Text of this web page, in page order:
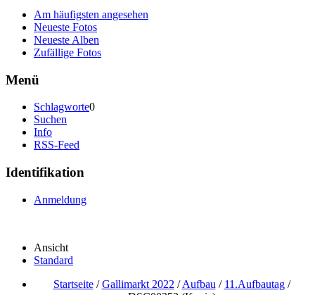
Am häufigsten angesehen
Neueste Fotos
Neueste Alben
Zufällige Fotos
Menü
Schlagworte0
Suchen
Info
RSS-Feed
Identifikation
Anmeldung
Ansicht
Standard
Startseite/Gallimarkt 2022 /Aufbau / 11.Aufbautag/